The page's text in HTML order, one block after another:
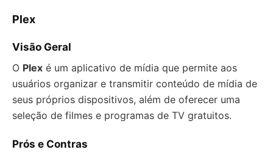
Plex
Visão Geral
O Plex é um aplicativo de mídia que permite aos
usuários organizar e transmitir conteúdo de mídia de
seus próprios dispositivos, além de oferecer uma
seleção de filmes e programas de TV gratuitos.
Prós e Contras